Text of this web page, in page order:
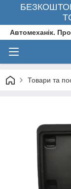
Автомеханік.
Товари та